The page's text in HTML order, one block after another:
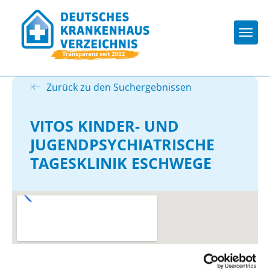
Zurück zu den Suchergebnissen
VITOS KINDER- UND
JUGENDPSYCHIATRISCHE
TAGESKLINIK ESCHWEGE